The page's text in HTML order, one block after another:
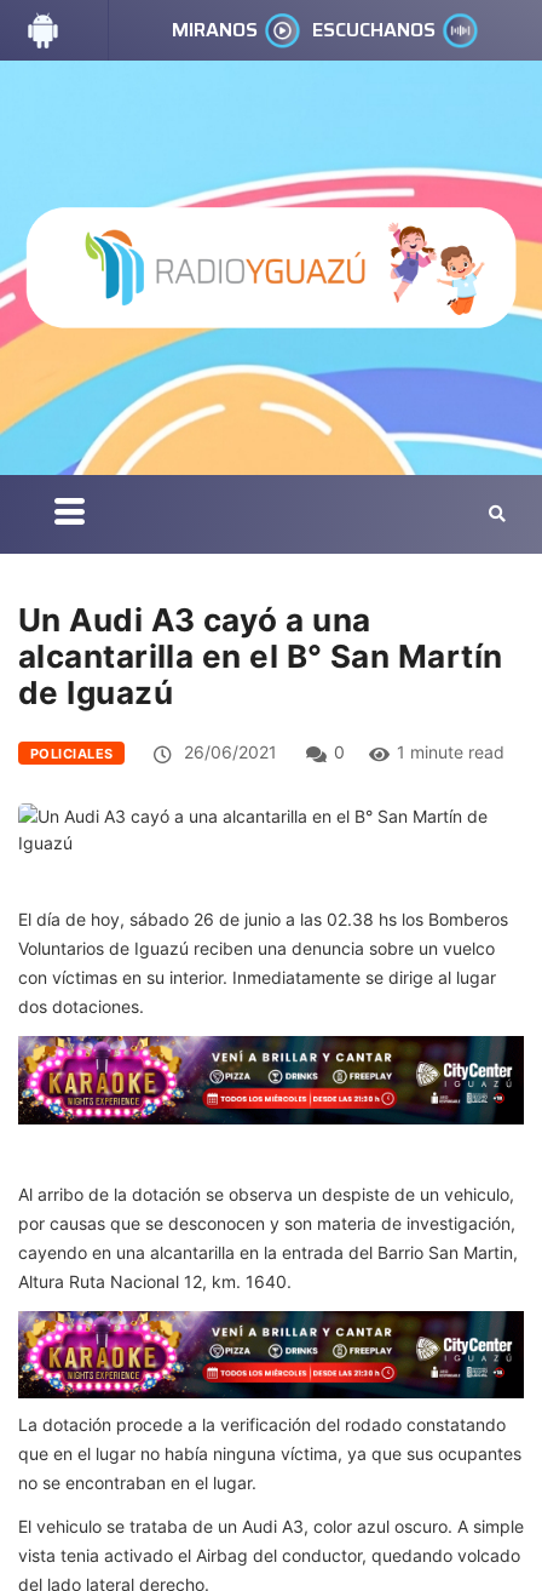
MIRANOS ESCUCHANOS
Un Audi A3 cayó a una
alcantarilla en el B° San Martín
de Iguazú
POLICIALES 26/06/2021 0 1 minute read
El día de hoy, sábado 26 de junio a las 02.38 hs los Bomberos
Voluntarios de Iguazú reciben una denuncia sobre un vuelco
con víctimas en su interior. Inmediatamente se dirige al lugar
dos dotaciones.
Al arribo de la dotación se observa un despiste de un vehiculo,
por causas que se desconocen y son materia de investigación,
cayendo en una alcantarilla en la entrada del Barrio San Martin,
Altura Ruta Nacional 12, km. 1640.
La dotación procede a la verificación del rodado constatando
que en el lugar no había ninguna víctima, ya que sus ocupantes
no se encontraban en el lugar.
El vehiculo se trataba de un Audi A3, color azul oscuro. A simple
vista tenia activado el Airbag del conductor, quedando volcado
del lado lateral derecho.